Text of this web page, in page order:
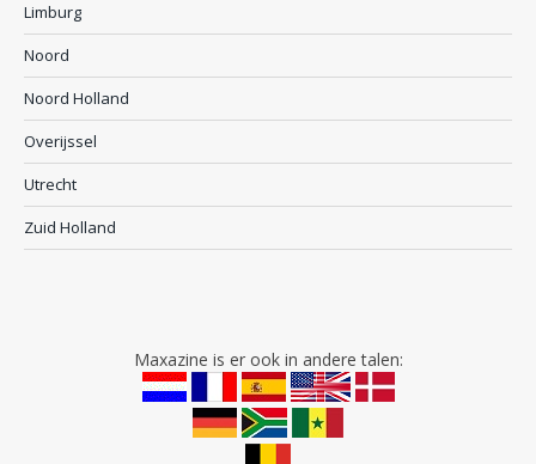
Limburg
Noord
Noord Holland
Overijssel
Utrecht
Zuid Holland
Maxazine is er ook in andere talen: